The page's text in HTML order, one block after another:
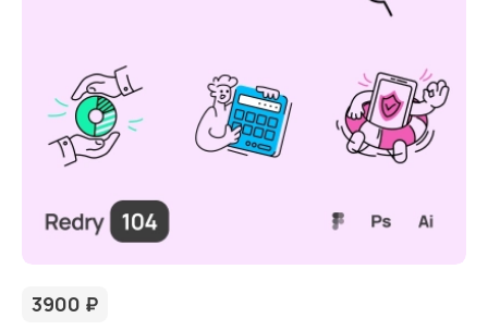
3900 ₽